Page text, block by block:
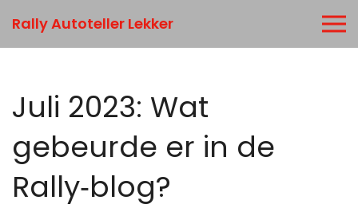
Rally Autoteller Lekker
Juli 2023: Wat
gebeurde er in de
Rally‑blog?